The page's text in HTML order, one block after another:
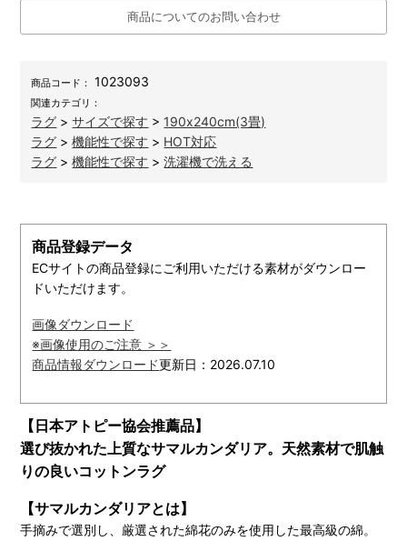
商品についてのお問い合わせ
商品コード： 1023093
関連カテゴリ：
ラグ >サイズで探す > 190x240cm(3畳)
ラグ >機能性で探す > HOT対応
ラグ >機能性で探す >洗濯機で洗える
商品登録データ
ECサイトの商品登録にご利用いただける素材がダウンロー
ドいただけます。
画像ダウンロード
※画像使用のご注意 ＞＞
商品情報ダウンロード更新日：2026.07.10
【日本アトピー協会推薦品】
選び抜かれた上質なサマルカンダリア。天然素材で肌触
りの良いコットンラグ
【サマルカンダリアとは】
手摘みで選別し、厳選された綿花のみを使用した最高級の綿。